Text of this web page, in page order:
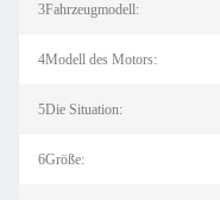
3Fahrzeugmodell:
4Modell des Motors:
5Die Situation:
6Größe: